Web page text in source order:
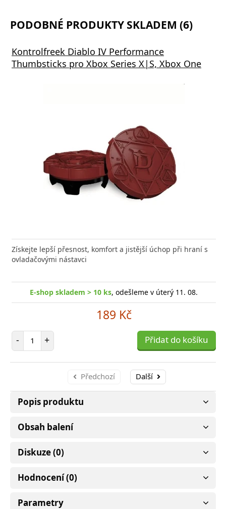
PODOBNÉ PRODUKTY SKLADEM (6)
Kontrolfreek Diablo IV Performance
Thumbsticks pro Xbox Series X|S, Xbox One
Získejte lepší přesnost, komfort a jistější úchop při hraní s
ovladačovými nástavci
E-shop skladem > 10 ks, odešleme v úterý 11. 08.
189 Kč
- Počet položek
+ Přidat do košíku
Předchozí Další
Popis produktu
Obsah balení
Diskuze (0)
Hodnocení (0)
Parametry